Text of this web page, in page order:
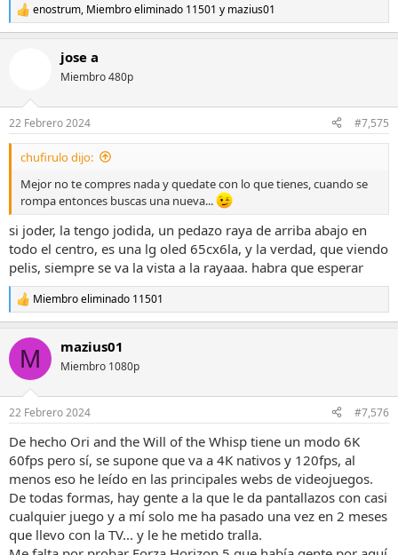
R
e
e
s
enostrum, Miembro eliminado 11501 y mazius01
jose a
Miembro 480p
22 Febrero 2024 #7,575
chufirulo dijo:
Mejor no te compres nada y quedate con lo que tienes, cuando se
rompa entonces buscas una nueva...
si joder, la tengo jodida, un pedazo raya de arriba abajo en
todo el centro, es una lg oled 65cx6la, y la verdad, que viendo
pelis, siempre se va la vista a la rayaaa. habra que esperar
R
e
c
i
e
:
Miembro eliminado 11501
M mazius01
Miembro 1080p
22 Febrero 2024 #7,576
De hecho Ori and the Will of the Whisp tiene un modo 6K
60fps pero sí, se supone que va a 4K nativos y 120fps, al
menos eso he leído en las principales webs de videojuegos.
De todas formas, hay gente a la que le da pantallazos con casi
cualquier juego y a mí solo me ha pasado una vez en 2 meses
que llevo con la TV... y le he metido tralla.